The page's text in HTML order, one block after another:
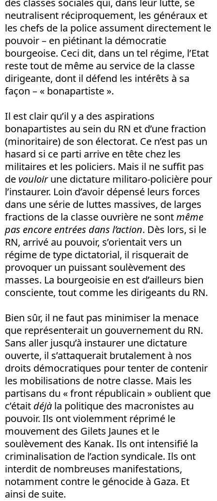
des classes sociales qui, dans leur lutte, se
neutralisent réciproquement, les généraux et
les chefs de la police assument directement le
pouvoir – en piétinant la démocratie
bourgeoise. Ceci dit, dans un tel régime, l’Etat
reste tout de même au service de la classe
dirigeante, dont il défend les intérêts à sa
façon – « bonapartiste ».
Il est clair qu’il y a des aspirations
bonapartistes au sein du RN et d’une fraction
(minoritaire) de son électorat. Ce n’est pas un
hasard si ce parti arrive en tête chez les
militaires et les policiers. Mais il ne suffit pas
de vouloirune dictature militaro-policière pour
l’instaurer. Loin d’avoir dépensé leurs forces
dans une série de luttes massives, de larges
fractions de la classe ouvrière ne sontmême
pas encore entrées dans l’action. Dès lors, si le
RN, arrivé au pouvoir, s’orientait vers un
régime de type dictatorial, il risquerait de
provoquer un puissant soulèvement des
masses. La bourgeoisie en est d’ailleurs bien
consciente, tout comme les dirigeants du RN.
Bien sûr, il ne faut pas minimiser la menace
que représenterait un gouvernement du RN.
Sans aller jusqu’à instaurer une dictature
ouverte, il s’attaquerait brutalement à nos
droits démocratiques pour tenter de contenir
les mobilisations de notre classe. Mais les
partisans du « front républicain » oublient que
c’était déjà la politique des macronistes au
pouvoir. Ils ont violemment réprimé le
mouvement des Gilets Jaunes et le
soulèvement des Kanak. Ils ont intensifié la
criminalisation de l’action syndicale. Ils ont
interdit de nombreuses manifestations,
notamment contre le génocide à Gaza. Et
ainsi de suite.